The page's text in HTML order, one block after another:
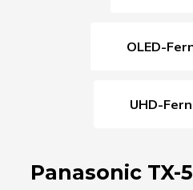
OLED-
UHD-
Panasonic TX-